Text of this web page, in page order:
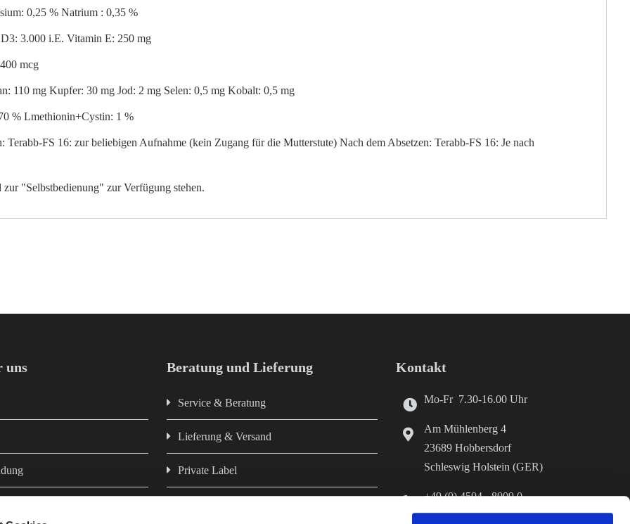
0,25 % Natrium : 0,35 %
3.000 i.E. Vitamin E: 250 mg
mcg
110 mg Kupfer: 30 mg Jod: 2 mg Selen: 0,5 mg Kobalt: 0,5 mg
% Lmethionin+Cystin: 1 %
Terabb-FS 16: zur beliebigen Aufnahme (kein Zugang für die Mutterstute) Nach dem Absetzen: Terabb-FS 16: Je nach
"Selbstbedienung" zur Verfügung stehen.
uns Beratung und Lieferung
Service & Beratung
Lieferung & Versand
Private Label
Kontakt
Mo-Fr 7.30-16.00 Uhr
Am Mühlenberg 4
23689 Hobbersdorf
Schleswig Holstein (GER)
+49 (0) 4504 - 8009 0
+49 (0) 4504 - 8009 70